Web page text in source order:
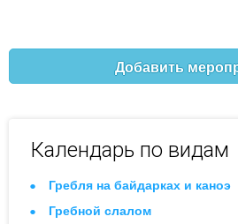
Добавить
Календарь по видам
Гребля на байдарках и каноэ
Гребной слалом